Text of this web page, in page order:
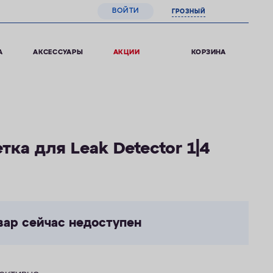
ВОЙТИ ГРОЗНЫЙ
АКСЕССУАРЫ АКЦИИ КОРЗИНА
для Leak Detector 1|4
сейчас недоступен